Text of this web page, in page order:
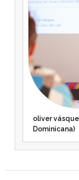
oliver
Dominicana)